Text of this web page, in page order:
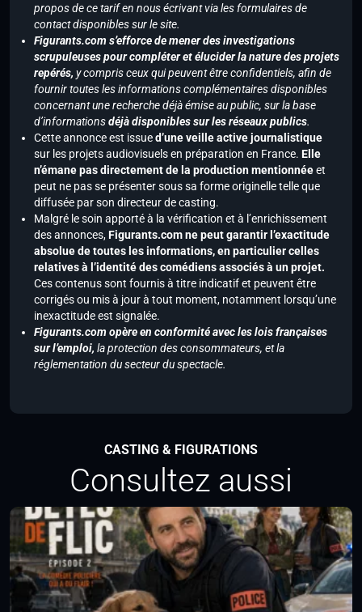
propos de ce tarif en nous écrivant via les formulaires de
contact disponibles sur le site.
Figurants.com s’efforce de mener des investigations
scrupuleuses pour compléter et élucider la nature des projets
repérés, y compris ceux qui peuvent être confidentiels, afin de
fournir toutes les informations complémentaires disponibles
concernant une recherche déjà émise au public, sur la base
d’informationsdéjà disponibles sur les réseaux publics.
Cette annonce est issued’une veille active journalistique
sur les projets audiovisuels en préparation en France. Elle
n’émane pas directement de la production mentionnéeet
peut ne pas se présenter sous sa forme originelle telle que
diffusée par son directeur de casting.
Malgré le soin apporté à la vérification et à l’enrichissement
des annonces,Figurants.com ne peut garantir l’exactitude
absolue de toutes les informations, en particulier celles
relatives à l’identité des comédiens associés à un projet.
Ces contenus sont fournis à titre indicatif et peuvent être
corrigés ou mis à jour à tout moment, notamment lorsqu’une
inexactitude est signalée.
Figurants.com opère en conformité avec les lois françaises
sur l’emploi, la protection des consommateurs, et la
réglementation du secteur du spectacle.
CASTING & FIGURATIONS
Consultez aussi